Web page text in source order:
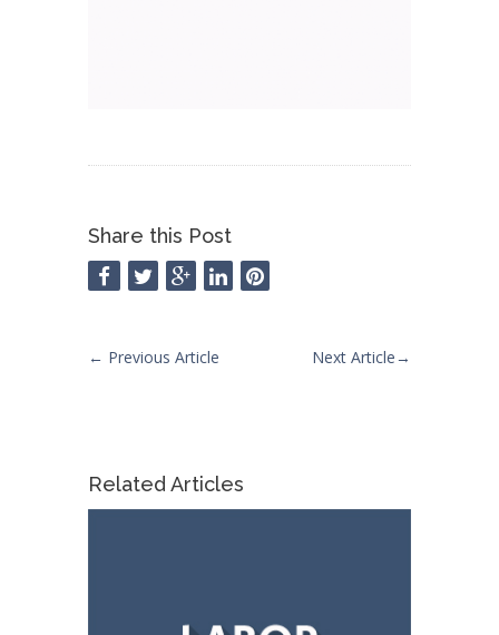
Share this Post
← Previous Article Next Article→
Related Articles